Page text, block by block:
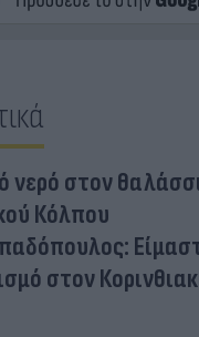
νερό στον
Κόλπου
στον